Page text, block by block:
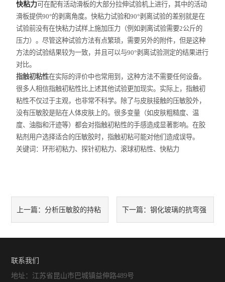
快粘力可在配有活动滑板的大部分拉伸试验机上进行，其中的活动
滑板提供90°的剥离角度。快粘力试验和90°剥离试验的差别就是在
试验前没有在快粘力试样上施加压力（例如剥离试验需要2公斤的
压力）。尽管这种试验方法有点繁琐，需要另外的附件，但是这种
方法的试验结果较为一致，并且可以与90°剥离试验测定的结果进行
对比。
指触初粘性在实际的评价中也常用到，这种方法不需要任何设备。
很多人相信指触初粘性比上述其他试验更加现实。实际上，指触初
粘性不仅过于主观，也非常不科学。除了与皮肤接触的压敏胶外，
没有压敏胶是贴在人体皮肤上的。很多变量（如皮肤粗糙度、温
度、油脂和汗迹等）都会对指触初粘性的手感造成显著影响。在胶
粘剂用户选择适合的压敏胶时，指触初粘可能对他们造成误导。
关键词：环形初粘力、探针初粘力、滚球初粘性、快粘力
上一篇：分析压敏胶的持粘 下一篇： 钢化玻璃的抗弯强
联系我们
地址：江苏省昆山市巴城镇益伸路489号